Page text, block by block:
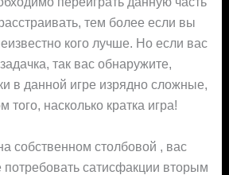
тем более если вы
кого лучше. Но если вас
так вас обнаружите,
в данной игре изрядно сложные,
того, насколько кратка игра!
собственном столбовой , вас
потребовать сатисфакции вторым